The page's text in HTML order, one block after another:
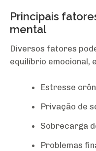
Principais
mental
Diversos fatores
equilíbrio emocional,
Estresse
Privação de
Sobrecarga
Problemas